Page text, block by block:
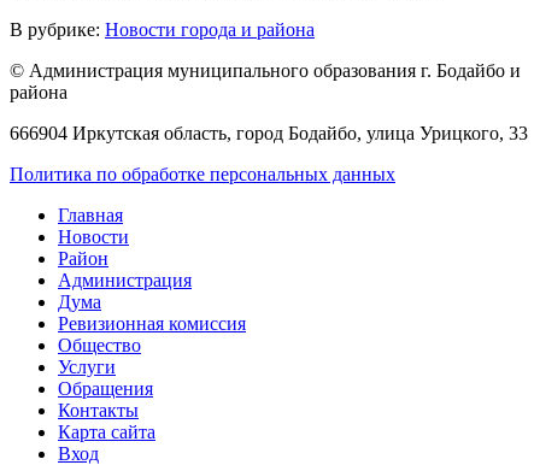
В рубрике: Новости города и района
© Администрация муниципального образования г. Бодайбо и
района
666904 Иркутская область, город Бодайбо, улица Урицкого, 33
Политика по обработке персональных данных
Главная
Новости
Район
Администрация
Дума
Ревизионная комиссия
Общество
Услуги
Обращения
Контакты
Карта сайта
Вход